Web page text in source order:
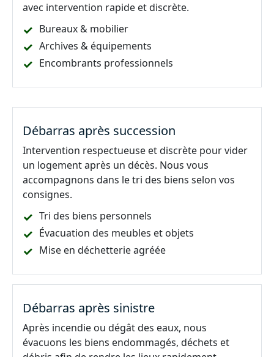
avec intervention rapide et discrète.
Bureaux & mobilier
Archives & équipements
Encombrants professionnels
Débarras après succession
Intervention respectueuse et discrète pour vider
un logement après un décès. Nous vous
accompagnons dans le tri des biens selon vos
consignes.
Tri des biens personnels
Évacuation des meubles et objets
Mise en déchetterie agréée
Débarras après sinistre
Après incendie ou dégât des eaux, nous
évacuons les biens endommagés, déchets et